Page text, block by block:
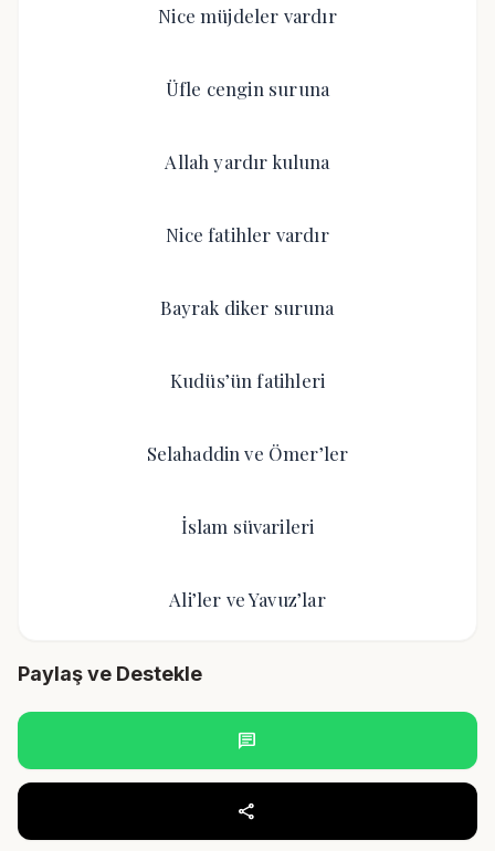
Nice müjdeler vardır
Üfle cengin suruna
Allah yardır kuluna
Nice fatihler vardır
Bayrak diker suruna
Kudüs’ün fatihleri
Selahaddin ve Ömer’ler
İslam süvarileri
Ali’ler ve Yavuz’lar
Paylaş ve Destekle
chat
share